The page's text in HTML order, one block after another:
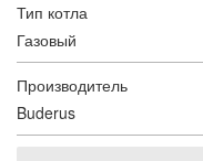
Тип котла
Газовый
Производитель
Buderus